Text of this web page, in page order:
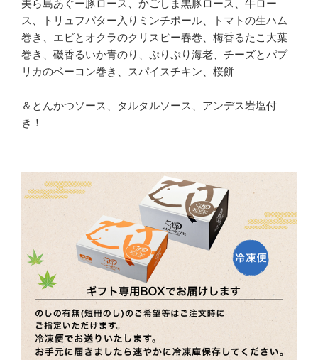
美ら島あぐー豚ロース、かごしま黒豚ロース、牛ロー
ス、トリュフバター入りミンチボール、トマトの生ハム
巻き、エビとオクラのクリスピー春巻、梅香るたこ大葉
巻き、磯香るいか青のり、ぷりぷり海老、チーズとパプ
リカのベーコン巻き、スパイスチキン、桜餅
＆とんかつソース、タルタルソース、アンデス岩塩付
き！